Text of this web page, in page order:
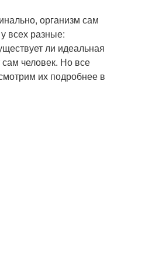
организм сам
всех разные:
ли идеальная
человек. Но все
их подробнее в